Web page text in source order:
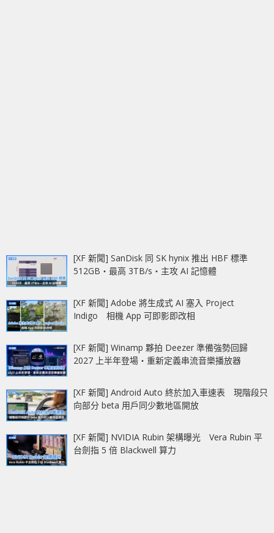
[XF 新聞] SanDisk 同 SK hynix 推出 HBF 標準
512GB‧最高 3TB/s‧主攻 AI 記憶體
[XF 新聞] Adobe 將生成式 AI 塞入 Project
Indigo 相機 App 可即影即改相
[XF 新聞] Winamp 夥拍 Deezer 準備強勢回歸
2027 上半年登場‧重新定義串流音樂播放器
[XF 新聞] Android Auto 終於加入車速表 現階段只
向部分 beta 用戶同少數地區開放
[XF 新聞] NVIDIA Rubin 架構曝光 Vera Rubin 平
台劍指 5 倍 Blackwell 算力